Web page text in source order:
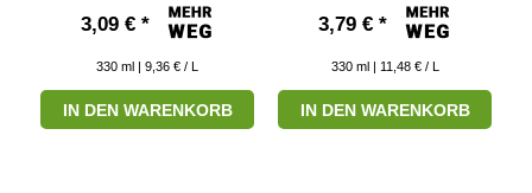
3,09 € *
330 ml | 9,36 € / L
IN DEN WARENKORB
3,79 € *
330 ml | 11,48 € / L
IN DEN WARENKORB